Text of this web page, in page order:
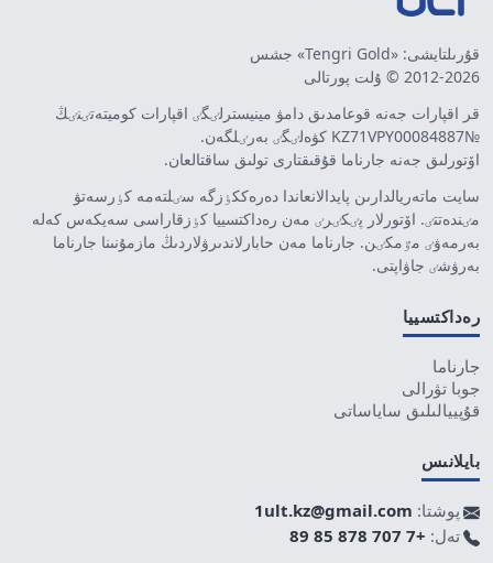
قۇرىلتايشى: «Tengri Gold» جشس
2012-2026 © ۇلت پورتالى
قر اقپارات جەنە قوعامدىق دامۋ مينيسترلٸگٸ اقپارات كوميتەتٸنٸڭ
№KZ71VPY00084887 كۋەلٸگٸ بەرٸلگەن.
اۆتورلىق جەنە جارناما قۇقىقتارى تولىق ساقتالعان.
سايت ماتەريالدارىن پايدالانعاندا دەرەككٶزگە سٸلتەمە كٶرسەتۋ
مٸندەتتٸ. اۆتورلار پٸكٸرٸ مەن رەداكتسييا كٶزقاراسى سەيكەس كەلە
بەرمەۋٸ مٷمكٸن. جارناما مەن حابارلاندىرۋلاردىڭ مازمۇنىنا جارناما
بەرۋشٸ جاۋاپتى.
رەداكتسييا
جارناما
جوبا تۋرالى
قۇپييالىلىق ساياساتى
بايلانىس
پوشتا: 1ult.kz@gmail.com
تەل: +7 707 878 85 89